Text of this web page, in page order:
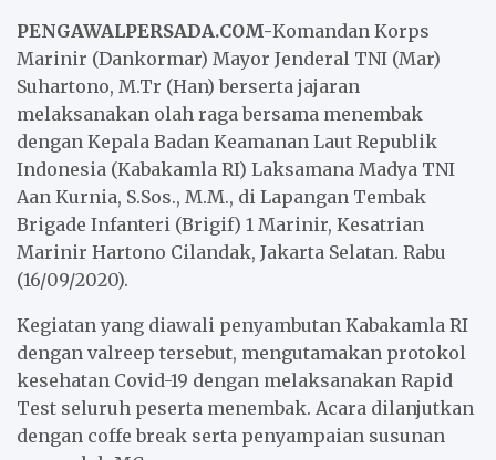
PENGAWALPERSADA.COM-Komandan Korps
Marinir (Dankormar) Mayor Jenderal TNI (Mar)
Suhartono, M.Tr (Han) berserta jajaran
melaksanakan olah raga bersama menembak
dengan Kepala Badan Keamanan Laut Republik
Indonesia (Kabakamla RI) Laksamana Madya TNI
Aan Kurnia, S.Sos., M.M., di Lapangan Tembak
Brigade Infanteri (Brigif) 1 Marinir, Kesatrian
Marinir Hartono Cilandak, Jakarta Selatan. Rabu
(16/09/2020).
Kegiatan yang diawali penyambutan Kabakamla RI
dengan valreep tersebut, mengutamakan protokol
kesehatan Covid-19 dengan melaksanakan Rapid
Test seluruh peserta menembak. Acara dilanjutkan
dengan coffe break serta penyampaian susunan